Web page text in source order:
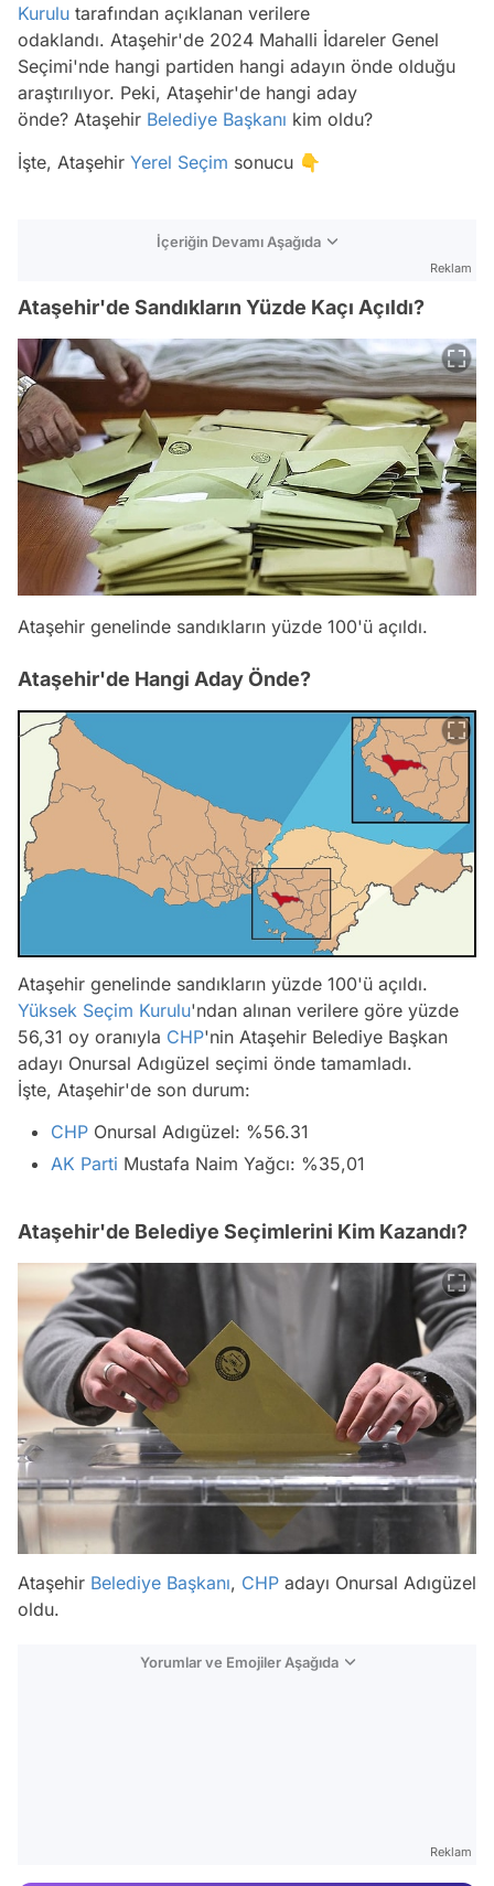
Kurulu tarafından açıklanan verilere
odaklandı. Ataşehir'de 2024 Mahalli İdareler Genel
Seçimi'nde hangi partiden hangi adayın önde olduğu
araştırılıyor. Peki, Ataşehir'de hangi aday
önde? Ataşehir Belediye Başkanı kim oldu?
İşte, Ataşehir Yerel Seçim sonucu 👇
İçeriğin Devamı Aşağıda
Reklam
Ataşehir'de Sandıkların Yüzde Kaçı Açıldı?
Ataşehir genelinde sandıkların yüzde 100'ü açıldı.
Ataşehir'de Hangi Aday Önde?
Ataşehir genelinde sandıkların yüzde 100'ü açıldı.
Yüksek Seçim Kurulu'ndan alınan verilere göre yüzde
56,31 oy oranıyla CHP'nin Ataşehir Belediye Başkan
adayı Onursal Adıgüzel seçimi önde tamamladı.
İşte, Ataşehir'de son durum:
CHP Onursal Adıgüzel: %56.31
AK Parti Mustafa Naim Yağcı: %35,01
Ataşehir'de Belediye Seçimlerini Kim Kazandı?
Ataşehir Belediye Başkanı, CHP adayı Onursal Adıgüzel
oldu.
Yorumlar ve Emojiler Aşağıda
Reklam